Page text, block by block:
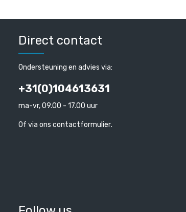
Direct contact
Ondersteuning en advies via:
+31(0)104613631
ma-vr, 09.00 - 17.00 uur
Of via ons contactformulier.